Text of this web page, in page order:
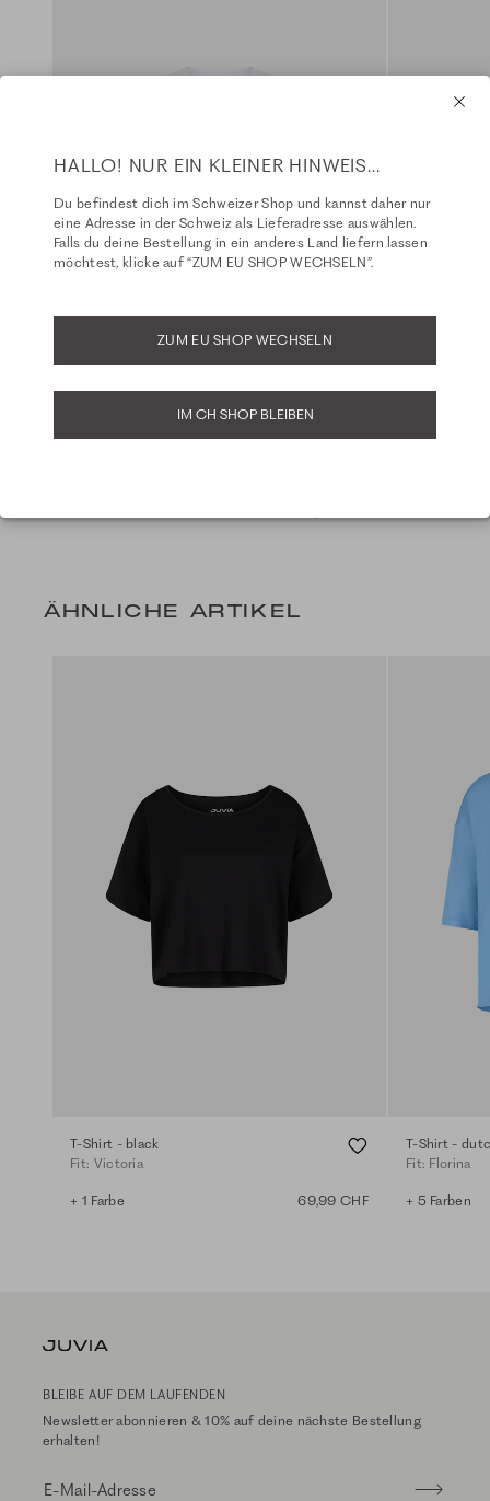
Tall
Basics
ÄHNLICHE ARTIKEL
T-Shirt - black
Fit: Victoria
+ 1 Farbe 69,99 CHF
T-Shirt -
Fit: Florina
+ 5 Farben
BLEIBE AUF DEM LAUFENDEN
Newsletter abonnieren & 10% auf deine nächste Bestellung
erhalten!
E-Mail-Adresse
HALLO! NUR EIN KLEINER HINWEIS...
Du befindest dich im Schweizer Shop und kannst daher nur
eine Adresse in der Schweiz als Lieferadresse auswählen.
Falls du deine Bestellung in ein anderes Land liefern lassen
möchtest, klicke auf “ZUM EU SHOP WECHSELN”.
ZUM EU SHOP WECHSELN
IM CH SHOP BLEIBEN